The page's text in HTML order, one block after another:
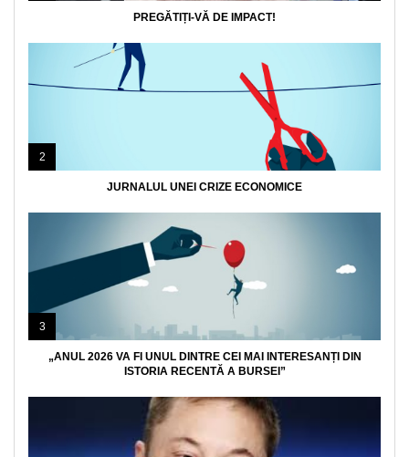
PREGĂTIȚI-VĂ DE IMPACT!
2
JURNALUL UNEI CRIZE ECONOMICE
3
„ANUL 2026 VA FI UNUL DINTRE CEI MAI INTERESANȚI DIN
ISTORIA RECENTĂ A BURSEI”